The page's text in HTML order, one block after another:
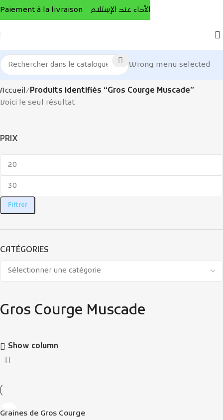
Wrong menu selected
Accueil Produits identifiés “Gros Courge Muscade”
Voici le seul résultat
PRIX
Filtrer
CATÉGORIES
Gros Courge Muscade
Show column
Graines de Gros Courge
Paiement à la livraison الأداء عند الإستلام